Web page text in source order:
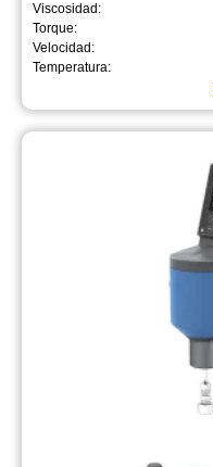
Viscosidad:
Torque:
Velocidad:
Temperatura: